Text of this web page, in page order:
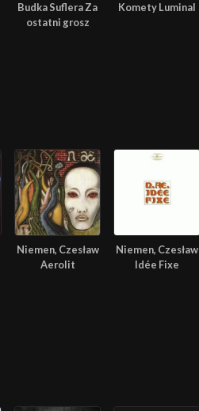
Budka Suflera Za
ostatni grosz
Komety Luminal
Niemen, Czesław
Aerolit
Niemen, Czesław
Idée Fixe